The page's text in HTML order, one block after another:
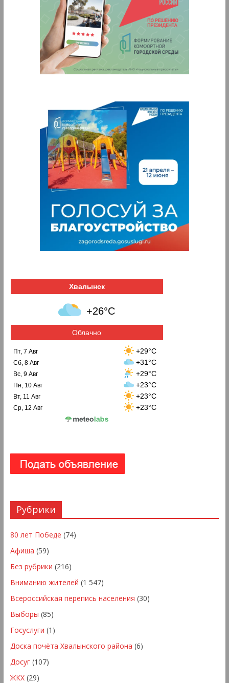
Хвалынск
+26°C
Облачно
Пт, 7 Авг +29°C
Сб, 8 Авг +31°C
Вс, 9 Авг +29°C
Пн, 10 Авг +23°C
Вт, 11 Авг +23°C
Ср, 12 Авг +23°C
Рубрики
80 лет Победе (74)
Афиша (59)
Без рубрики (216)
Вниманию жителей (1 547)
Всероссийская перепись населения (30)
Выборы (85)
Госуслуги (1)
Доска почёта Хвалынского района (6)
Досуг(107)
ЖКХ(29)